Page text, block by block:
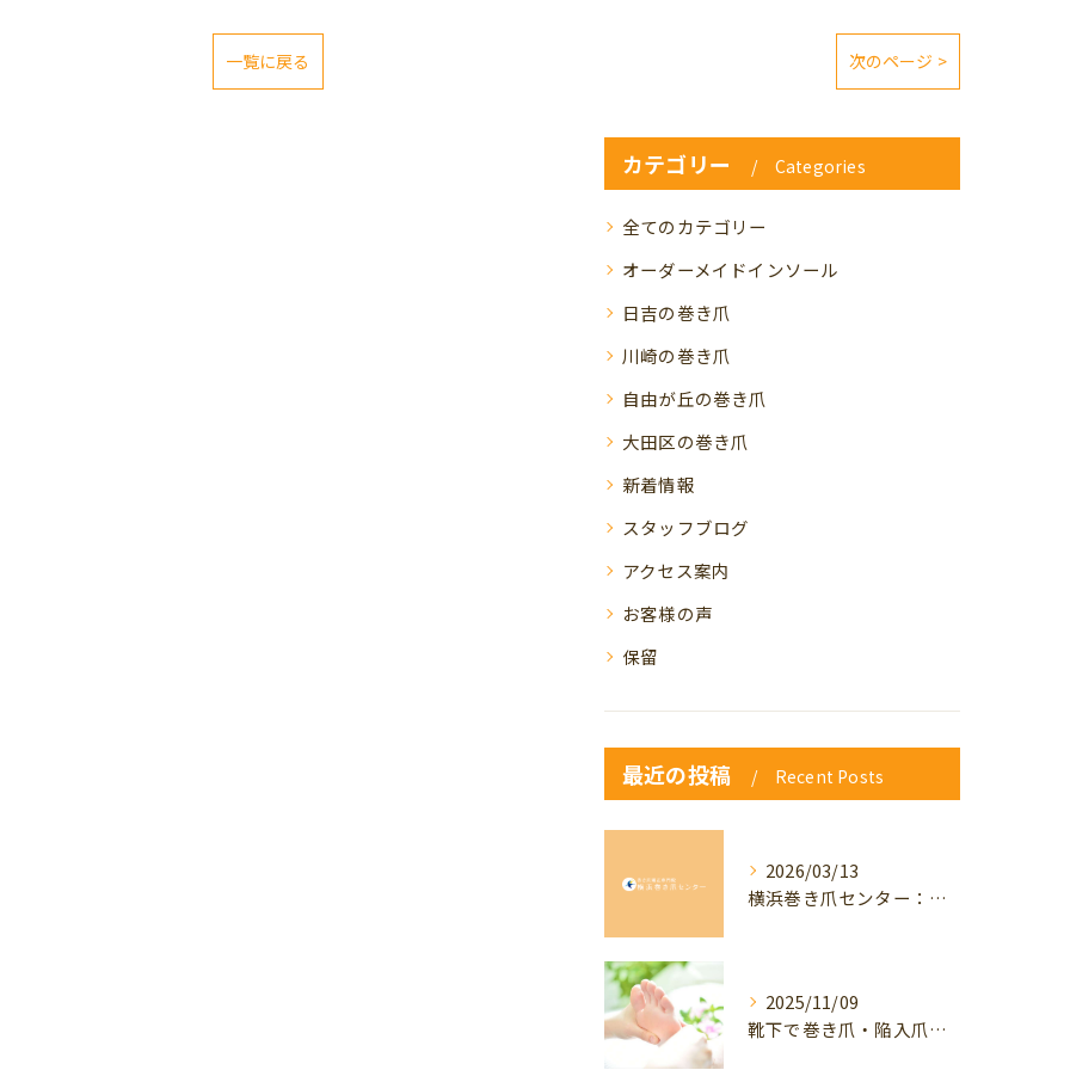
一覧に戻る 次のページ >
カテゴリー Categories
全てのカテゴリー
オーダーメイドインソール
日吉の巻き爪
川崎の巻き爪
自由が丘の巻き爪
大田区の巻き爪
新着情報
スタッフブログ
アクセス案内
お客様の声
保留
最近の投稿 Recent Posts
2026/03/13
横浜巻き爪センター：専門家が答える「巻き爪・陥入爪」Q&A
2025/11/09
靴下で巻き爪・陥入爪の予防はできる？おすすめの靴下を紹介！